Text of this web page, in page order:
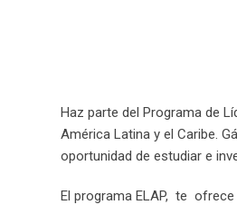
Haz parte del Programa de
América Latina y el Caribe.
oportunidad de estudiar e
El programa ELAP, te